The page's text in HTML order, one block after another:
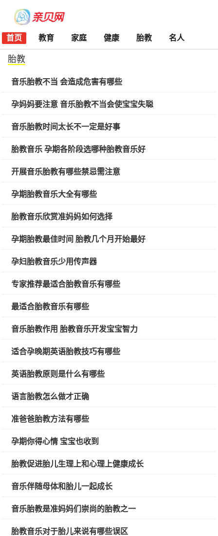
首页 教育 家庭 健康 胎教 名人
胎教
音乐胎教不当 会造成危害有哪些
孕妈妈要注意 音乐胎教不当会使宝宝失聪
音乐胎教时间太长不一定是好事
胎教音乐 孕期各阶段选哪种胎教音乐好
开展音乐胎教有哪些禁忌需注意
孕期胎教音乐大全有哪些
胎教音乐欣赏准妈妈如何选择
孕期胎教最佳时间 胎教几个月开始最好
孕妇胎教音乐少用传声器
专家推荐最适合胎教音乐有哪些
最适合胎教音乐有哪些
音乐胎教作用 胎教音乐开发宝宝智力
适合孕晚期英语胎教技巧有哪些
英语胎教原则是什么有哪些
语言胎教怎么做才正确
准爸爸胎教方法有哪些
孕期你得心情 宝宝也收到
胎教促进胎儿生理上和心理上健康成长
音乐伴随母体和胎儿一起成长
音乐胎教是准妈妈们崇尚的胎教之一
胎教音乐对于胎儿来说有哪些误区